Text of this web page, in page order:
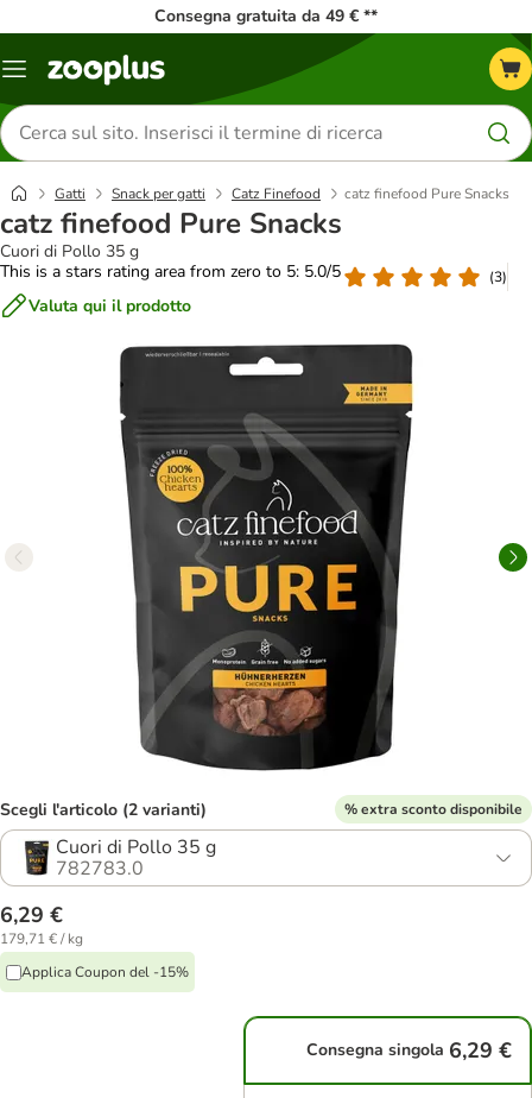
Consegna gratuita da 49 € **
Overview
Cerca
prodotti
Gatti Snack per gatti Catz Finefood catz finefood Pure Snacks
catz finefood Pure Snacks
Cuori di Pollo 35 g
This is a stars rating area from zero to 5: 5.0/5
(3)
Valuta qui il prodotto
Scegli l'articolo (2 varianti) % extra sconto disponibile
Cuori di Pollo 35 g
782783.0
6,29 €
179,71 € / kg
Applica Coupon del -15%
Consegna singola 6,29 €